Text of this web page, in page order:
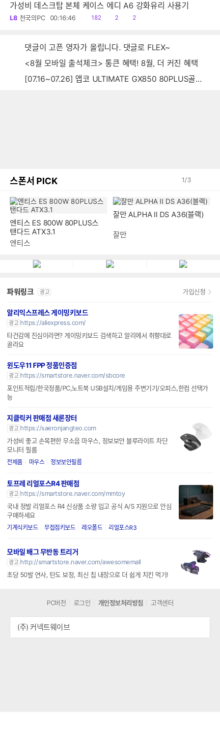
가성비 데스크탑 본체 케이스 에디 A6 강화유리 사용기
L8 천국의PC 00:16:46
읽
182
공
2
댓
2
댓글이 고픈 영자가 올립니다. 댓글로 FLEX~
<8월 모바일 출석체크> 통큰 혜택! 8월, 더 커진 혜택
[07.16~07.26] 앱코 ULTIMATE GX850 80PLUS골드 풀모듈러 ATX3.0 블랙
스폰서 PICK 1/3
엔티스 ES 800W 80PLUS스
탠다드 ATX3.1
엔티스
잘만 ALPHA II DS A36(블랙)
잘만
파워링크 광고 가입신청
알리익스프레스 게이밍키보드
광고 https://aliexpress.com/
타건감에 진심이라면? 게이밍키보드 검색하고 알리에서 취향대로
골라요
윈도우11 FPP 정품인증점
광고 https://smartstore.naver.com/sbcore
포인트적립/한국정품/PC,노트북 USB설치/게임용 주변기기/오피스,한컴 선택가
능
지클릭커 판매점 새론장터
광고 https://saeronjangteo.com
가성비 좋고 손목편한 무소음 마우스, 정보보안 블루라이트 차단
모니터 필름
전제품 마우스 정보보안필름
토프레 리얼포스R4 판매점
광고 https://smartstore.naver.com/mmtoy
국내 정발 리얼포스 R4 신상품 소량 입고 공식 A/S 지원으로 안심
구매하세요
기계식키보드 무접점키보드 레오폴드 리얼포스R3
모바일 배그 무반동 트리거
광고 http://smartstore.naver.com/awesomemall
초당 50발 연사, 탄도 보정, 최신 칩 내장으로 더 쉽게 치킨 먹기!
PC버전 로그인 개인정보처리방침 고객센터
(주) 커넥트웨이브